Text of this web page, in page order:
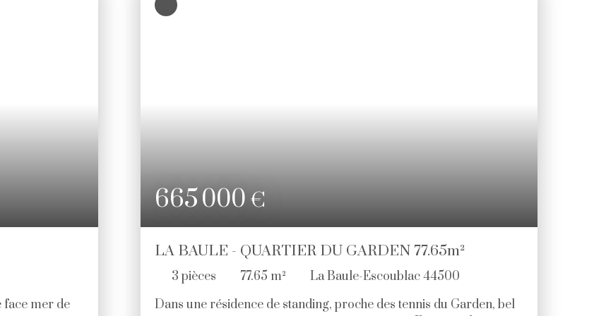
géothermie. Prestations de haut standing. Livraison 2026. Frais de
face mer de
665 000€
LA BAULE - QUARTIER DU GARDEN 77.65m²
3 pièces 77.65 m²
La Baule-Escoublac 44500
Dans une résidence de standing, proche des tennis du Garden, bel